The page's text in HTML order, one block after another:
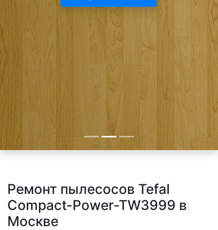
Ремонт пылесосов Tefal
Compact-Power-TW3999 в
Москве